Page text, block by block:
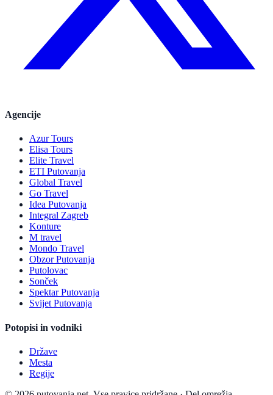
Agencije
Azur Tours
Elisa Tours
Elite Travel
ETI Putovanja
Global Travel
Go Travel
Idea Putovanja
Integral Zagreb
Konture
M travel
Mondo Travel
Obzor Putovanja
Putolovac
Sonček
Spektar Putovanja
Svijet Putovanja
Potopisi in vodniki
Države
Mesta
Regije